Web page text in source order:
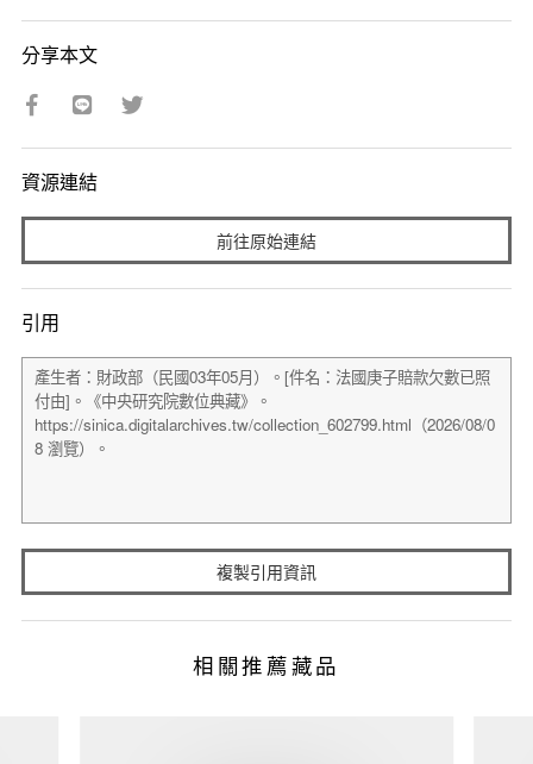
分享本文
資源連結
前往原始連結
引用
複製引用資訊
相關推薦藏品